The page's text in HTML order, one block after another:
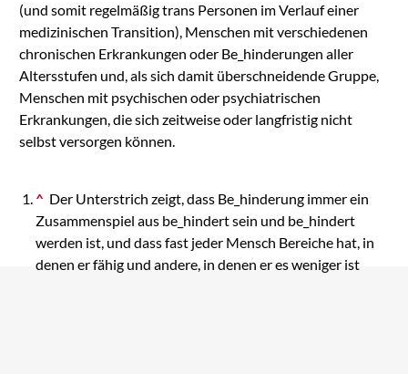
(und somit regelmäßig trans Personen im Verlauf einer
medizinischen Transition), Menschen mit verschiedenen
chronischen Erkrankungen oder Be_hinderungen aller
Altersstufen und, als sich damit überschneidende Gruppe,
Menschen mit psychischen oder psychiatrischen
Erkrankungen, die sich zeitweise oder langfristig nicht
selbst versorgen können.
^ Der Unterstrich zeigt, dass Be_hinderung immer ein
Zusammenspiel aus be_hindert sein und be_hindert
werden ist, und dass fast jeder Mensch Bereiche hat, in
denen er fähig und andere, in denen er es weniger ist